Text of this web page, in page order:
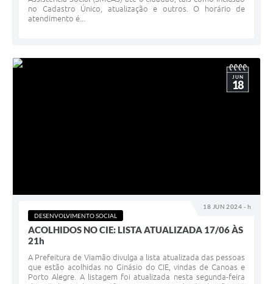
no Cadastro Único, atualização e outros. O horário de
atendimento é...
18 JUN 2024 - h
JUN
18
DESENVOLVIMENTO SOCIAL
ACOLHIDOS NO CIE: LISTA ATUALIZADA 17/06 ÀS
21h
A Prefeitura de Viamão divulga a lista atualizada das pessoas
que estão acolhidas no Ginásio do CIE, vindas de Canoas e
Porto Alegre. A listagem foi atualizada nesta segunda-feira